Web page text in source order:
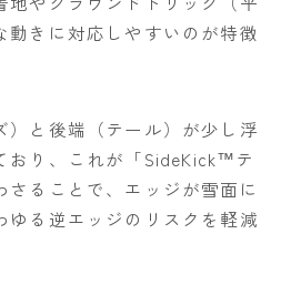
動きに対応しやすいのが特徴
）と後端（テール）が少し浮
おり、これが「SideKick™テ
さることで、エッジが雪面に
ゆる逆エッジのリスクを軽減